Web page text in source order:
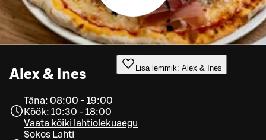
Alex & Ines Lisa lemmik: Alex & Ines
Täna: 08:00 - 19:00
Köök: 10:30 - 18:00
Vaata kõiki lahtiolekuaegu
Sokos Lahti